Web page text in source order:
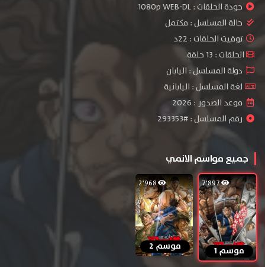
جودة الحلقات :1080p WEB-DL
حالة المسلسل : مكتمل
توقيت الحلقات : 22د
الحلقات : 13 حلقة
دولة المسلسل : اليابان
لغة المسلسل : اليابانية
موعد الصدور : 2026
رقم المسلسل : #293353
جميع مواسم الانمي
7٬897
موسم 1 موسم 2